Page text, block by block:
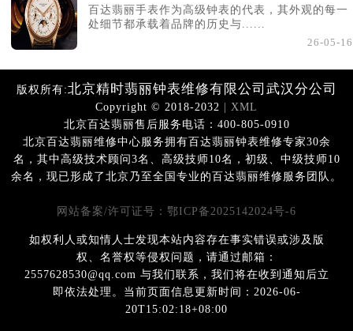
百达翡丽手表作为高级钟表的代表，其外观的每一
处细节都承载着品牌的历史与......
26-05-16
版权所有:北京精时翡丽钟表维修有限公司武汉分公司
Copyright © 2018-2032 | XML
北京百达翡丽售后服务电话：400-805-0910
北京百达翡丽维修中心服务拥有百达翡丽钟表维修专家30余
名，其中高级技术顾问3名、高级技师10名，初级、中级技师10
余名，现已形成了北京乃至全国专业的百达翡丽维修服务团队。
网站备案/许可证号：鄂ICP备2025142024号-6
如权利人或知情人士发现本站内容存在事实错误或涉及版
权、名誉权等侵权问题，请通过邮箱：
2557628530@qq.com 与我们联系，我们将在收到通知后立
即依法处理。当前页面信息更新时间：2026-06-
20T15:02:18+08:00